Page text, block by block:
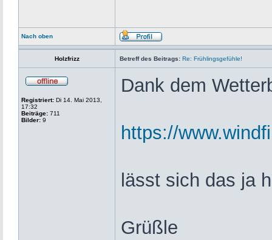
Nach oben
Holzfrizz Betreff des Beitrags: Re: Frühlingsgefühle!
Registriert: Di 14. Mai 2013,
17:32
Beiträge: 711
Bilder: 9
Dank dem
https://
lässt sich das ja
Grüßle